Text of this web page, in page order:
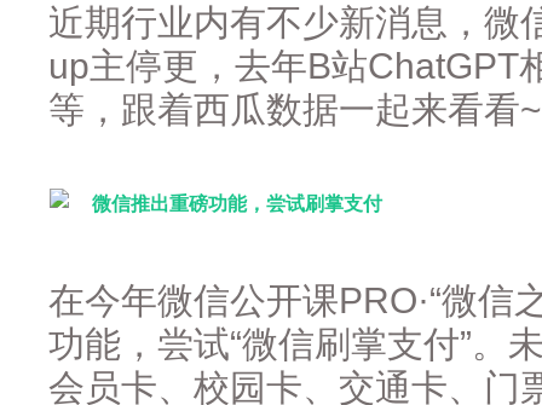
近期行业内有不少新消息，微
up主停更，去年B站ChatGPT
等，跟着西瓜数据一起来看看~
微信推出重磅功能，尝试刷掌支付
在今年微信公开课PRO·“微信
功能，尝试“微信刷掌支付”。
会员卡、校园卡、交通卡、门